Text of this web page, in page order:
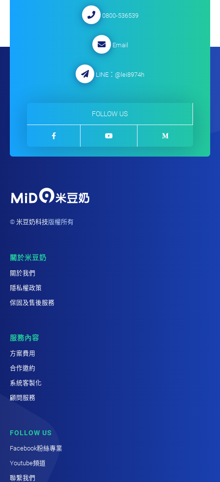
0800-536539
Email
LINE： @lei8974h
FOLLOW US
© 米豆奶科技版權所有
關於米豆奶
關於我們
隱私權政策
保固及售後服務
服務內容
方案費用
合作邀約
系統客製化
顧問服務
FOLLOW US
Facebook粉絲專業
Youtube頻道
聯繫我們